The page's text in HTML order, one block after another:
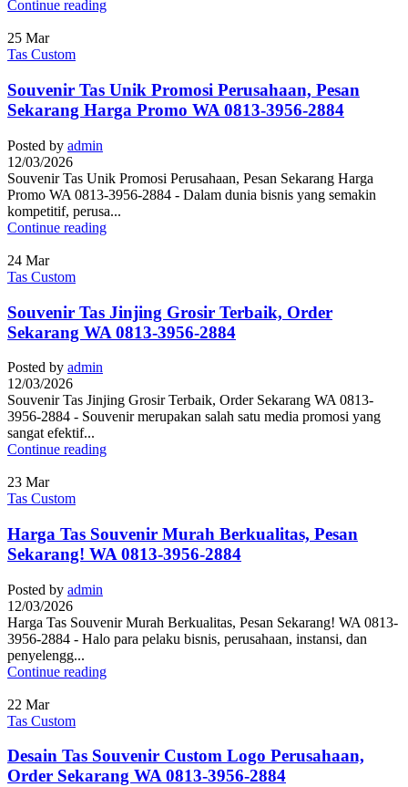
Continue reading
25 Mar
Tas Custom
Souvenir Tas Unik Promosi Perusahaan, Pesan
Sekarang Harga Promo WA 0813-3956-2884
Posted by admin
12/03/2026
Souvenir Tas Unik Promosi Perusahaan, Pesan Sekarang Harga
Promo WA 0813-3956-2884 - Dalam dunia bisnis yang semakin
kompetitif, perusa...
Continue reading
24 Mar
Tas Custom
Souvenir Tas Jinjing Grosir Terbaik, Order
Sekarang WA 0813-3956-2884
Posted by admin
12/03/2026
Souvenir Tas Jinjing Grosir Terbaik, Order Sekarang WA 0813-
3956-2884 - Souvenir merupakan salah satu media promosi yang
sangat efektif...
Continue reading
23 Mar
Tas Custom
Harga Tas Souvenir Murah Berkualitas, Pesan
Sekarang! WA 0813-3956-2884
Posted by admin
12/03/2026
Harga Tas Souvenir Murah Berkualitas, Pesan Sekarang! WA 0813-
3956-2884 - Halo para pelaku bisnis, perusahaan, instansi, dan
penyelengg...
Continue reading
22 Mar
Tas Custom
Desain Tas Souvenir Custom Logo Perusahaan,
Order Sekarang WA 0813-3956-2884